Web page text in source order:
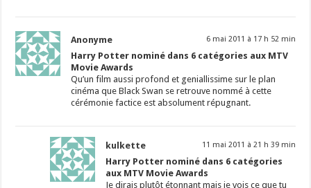
Anonyme 6 mai 2011 à 17 h 52 min
Harry Potter nominé dans 6 catégories aux MTV
Movie Awards
Qu’un film aussi profond et geniallissime sur le plan
cinéma que Black Swan se retrouve nommé à cette
cérémonie factice est absolument répugnant.
kulkette 11 mai 2011 à 21 h 39 min
Harry Potter nominé dans 6 catégories
aux MTV Movie Awards
Je dirais plutôt étonnant mais je vois ce que tu